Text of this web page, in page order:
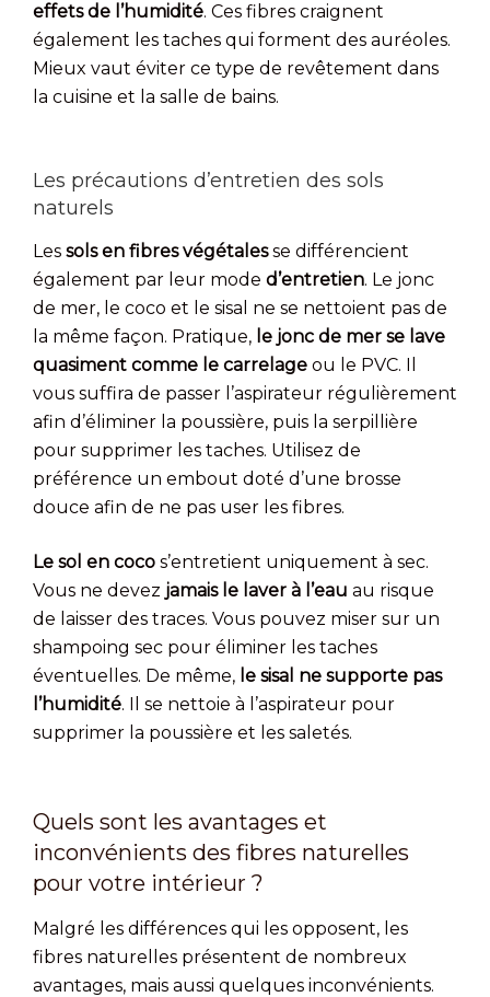
effets de l’humidité. Ces fibres craignent
également les taches qui forment des auréoles.
Mieux vaut éviter ce type de revêtement dans
la cuisine et la salle de bains.
Les précautions d’entretien des sols
naturels
Les sols en fibres végétalesse différencient
également par leur mode d’entretien. Le jonc
de mer, le coco et le sisal ne se nettoient pas de
la même façon. Pratique, le jonc de mer se lave
quasiment comme le carrelage ou le PVC. Il
vous suffira de passer l’aspirateur régulièrement
afin d’éliminer la poussière, puis la serpillière
pour supprimer les taches. Utilisez de
préférence un embout doté d’une brosse
douce afin de ne pas user les fibres.
Le sol en coco s’entretient uniquement à sec.
Vous ne devez jamais le laver à l’eau au risque
de laisser des traces. Vous pouvez miser sur un
shampoing sec pour éliminer les taches
éventuelles. De même, le sisal ne supporte pas
l’humidité. Il se nettoie à l’aspirateur pour
supprimer la poussière et les saletés.
Quels sont les avantages et
inconvénients des fibres naturelles
pour votre intérieur ?
Malgré les différences qui les opposent, les
fibres naturelles présentent de nombreux
avantages, mais aussi quelques inconvénients.